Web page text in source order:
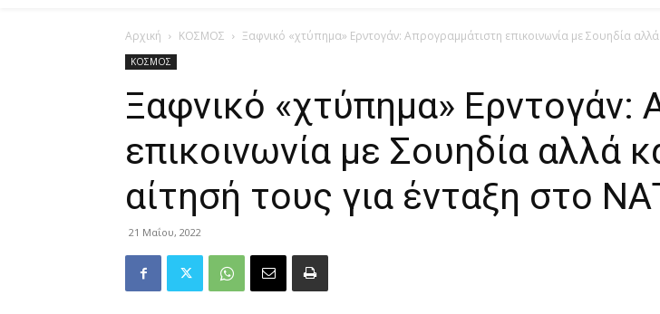
Αρχική ΚΟΣΜΟΣ Ξαφνικό «χτύπημα» Ερντογάν: Απρογραμμάτιστη επικοινωνία με Σουηδία αλλά
ΚΟΣΜΟΣ
Ξαφνικό «χτύπημα» Ερντογάν:
επικοινωνία με Σουηδία αλλά
αίτησή τους για ένταξη στο
21 Μαΐου, 2022